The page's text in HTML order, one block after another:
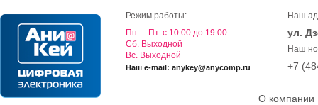
О компании
Режим работы:
Пн. - Пт. с 10:00 до 19:00
Cб. Выходной
Вс. Выходной
Наш e-mail: anykey@anycomp.ru
Наш
ул.
Наш
+7